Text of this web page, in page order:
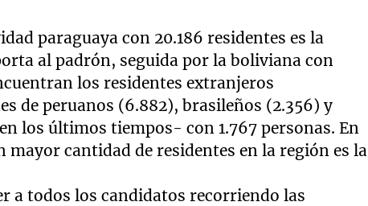
paraguaya con 20.186 residentes es la
al padrón, seguida por la boliviana con
los residentes extranjeros
de peruanos (6.882), brasileños (2.356) y
los últimos tiempos- con 1.767 personas. En
cantidad de residentes en la región es la
a todos los candidatos recorriendo las